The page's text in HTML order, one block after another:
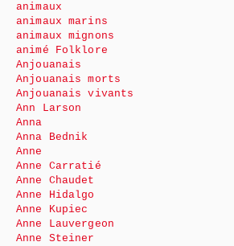
animaux
animaux marins
animaux mignons
animé Folklore
Anjouanais
Anjouanais morts
Anjouanais vivants
Ann Larson
Anna
Anna Bednik
Anne
Anne Carratié
Anne Chaudet
Anne Hidalgo
Anne Kupiec
Anne Lauvergeon
Anne Steiner